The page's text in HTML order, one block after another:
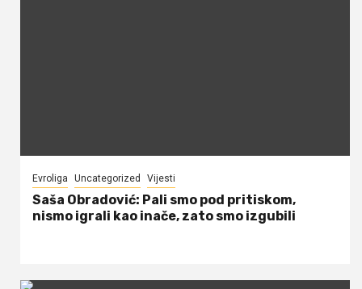
Evroliga Uncategorized Vijesti
Saša Obradović: Pali smo pod pritiskom,
nismo igrali kao inače, zato smo izgubili